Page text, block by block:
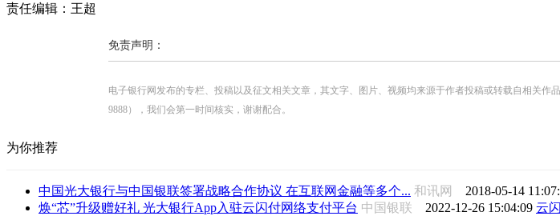
责任编辑：王超
免责声明：
电子银行网发布的专栏、投稿以及征文相关文章，其文字、图片、视频均来源于作者投稿或转载自相关作
9888），我们会第一时间核实，谢谢配合。
为你推荐
中国光大银行与中国银联签署战略合作协议 在互联网金融等多个... 和讯网 2018-05-14
焕“芯”升级赠好礼 光大银行App入驻云闪付网络支付平台 中国银联 2022-12-26 15:04:09 云